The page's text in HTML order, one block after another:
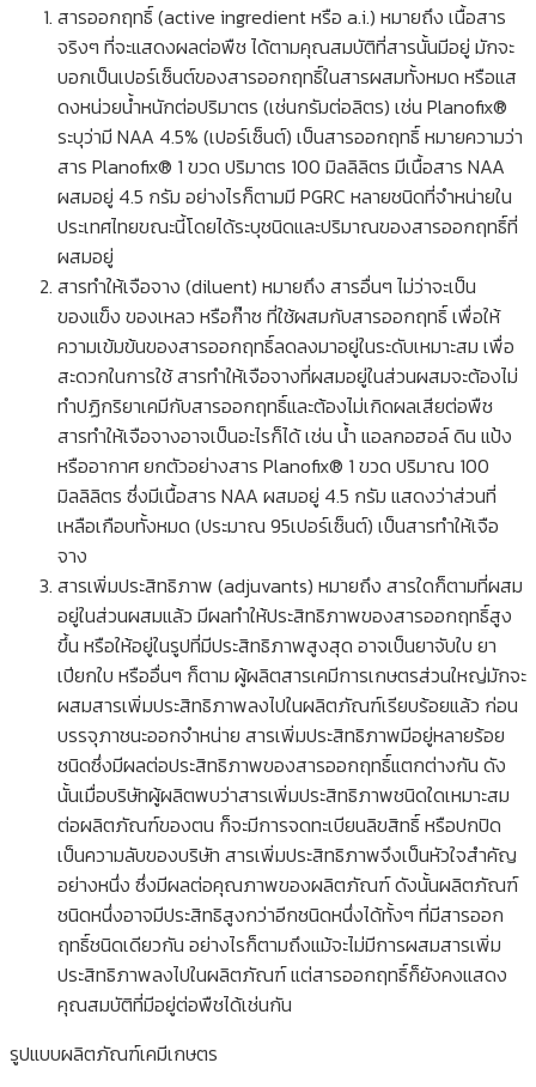
สารออกฤทธิ์ (active ingredient หรือ a.i.) หมายถึง เนื้อสาร
จริงๆ ที่จะแสดงผลต่อพืช ได้ตามคุณสมบัติที่สารนั้นมีอยู่ มักจะ
บอกเป็นเปอร์เซ็นต์ของสารออกฤทธิ์ในสารผสมทั้งหมด หรือแส
ดงหน่วยนํ้าหนักต่อปริมาตร (เช่นกรัมต่อลิตร) เช่น Planofix®
ระบุว่ามี NAA 4.5% (เปอร์เซ็นต์) เป็นสารออกฤทธิ์ หมายความว่า
สาร Planofix® 1 ขวด ปริมาตร 100 มิลลิลิตร มีเนื้อสาร NAA
ผสมอยู่ 4.5 กรัม อย่างไรก็ตามมี PGRC หลายชนิดที่จำหน่ายใน
ประเทศไทยขณะนี้โดยได้ระบุชนิดและปริมาณของสารออกฤทธิ์ที่
ผสมอยู่
สารทำให้เจือจาง (diluent) หมายถึง สารอื่นๆ ไม่ว่าจะเป็น
ของแข็ง ของเหลว หรือก๊าซ ที่ใช้ผสมกับสารออกฤทธิ์ เพื่อให้
ความเข้มข้นของสารออกฤทธิ์ลดลงมาอยู่ในระดับเหมาะสม เพื่อ
สะดวกในการใช้ สารทำให้เจือจางที่ผสมอยู่ในส่วนผสมจะต้องไม่
ทำปฏิกริยาเคมีกับสารออกฤทธิ์และต้องไม่เกิดผลเสียต่อพืช
สารทำให้เจือจางอาจเป็นอะไรก็ได้ เช่น นํ้า แอลกอฮอล์ ดิน แป้ง
หรืออากาศ ยกตัวอย่างสาร Planofix® 1 ขวด ปริมาณ 100
มิลลิลิตร ซึ่งมีเนื้อสาร NAA ผสมอยู่ 4.5 กรัม แสดงว่าส่วนที่
เหลือเกือบทั้งหมด (ประมาณ 95เปอร์เซ็นต์) เป็นสารทำให้เจือ
จาง
สารเพิ่มประสิทธิภาพ (adjuvants) หมายถึง สารใดก็ตามที่ผสม
อยู่ในส่วนผสมแล้ว มีผลทำให้ประสิทธิภาพของสารออกฤทธิ์สูง
ขึ้น หรือให้อยู่ในรูปที่มีประสิทธิภาพสูงสุด อาจเป็นยาจับใบ ยา
เปียกใบ หรืออื่นๆ ก็ตาม ผู้ผลิตสารเคมีการเกษตรส่วนใหญ่มักจะ
ผสมสารเพิ่มประสิทธิภาพลงไปในผลิตภัณฑ์เรียบร้อยแล้ว ก่อน
บรรจุภาชนะออกจำหน่าย สารเพิ่มประสิทธิภาพมีอยู่หลายร้อย
ชนิดซึ่งมีผลต่อประสิทธิภาพของสารออกฤทธิ์แตกต่างกัน ดัง
นั้นเมื่อบริษัทผู้ผลิตพบว่าสารเพิ่มประสิทธิภาพชนิดใดเหมาะสม
ต่อผลิตภัณฑ์ของตน ก็จะมีการจดทะเบียนลิขสิทธิ์ หรือปกปิด
เป็นความลับของบริษัท สารเพิ่มประสิทธิภาพจึงเป็นหัวใจสำคัญ
อย่างหนึ่ง ซึ่งมีผลต่อคุณภาพของผลิตภัณฑ์ ดังนั้นผลิตภัณฑ์
ชนิดหนึ่งอาจมีประสิทธิสูงกว่าอีกชนิดหนึ่งได้ทั้งๆ ที่มีสารออก
ฤทธิ์ชนิดเดียวกัน อย่างไรก็ตามถึงแม้จะไม่มีการผสมสารเพิ่ม
ประสิทธิภาพลงไปในผลิตภัณฑ์ แต่สารออกฤทธิ์ก็ยังคงแสดง
คุณสมบัติที่มีอยู่ต่อพืชได้เช่นกัน
รูปแบบผลิตภัณฑ์เคมีเกษตร